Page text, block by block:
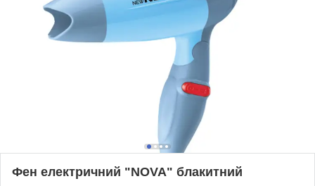
Фен електричний "NOVA" блакитний